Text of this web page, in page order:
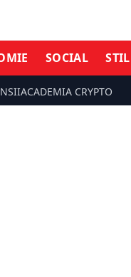
SOCIAL
ACADEMIA CRYPTO